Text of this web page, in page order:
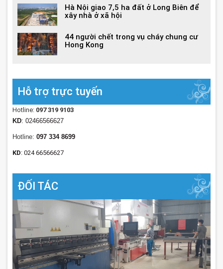
Hà Nội giao 7,5 ha đất ở Long Biên để
xây nhà ở xã hội
44 người chết trong vụ cháy chung cư
Hong Kong
Hỗ trợ trực tuyến
Hotline: 097 319 9103
KD: 02466566627
Hotline: 097 334 8699
KD: 024 66566627
ĐỐI TÁC